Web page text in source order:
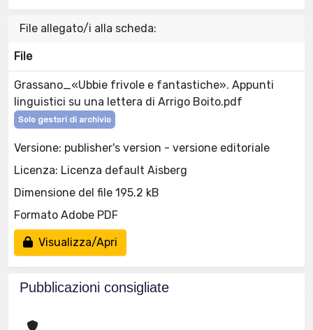
File allegato/i alla scheda:
File
Grassano_«Ubbie frivole e fantastiche». Appunti
linguistici su una lettera di Arrigo Boito.pdf
Solo gestori di archivio
Versione: publisher's version - versione editoriale
Licenza: Licenza default Aisberg
Dimensione del file 195.2 kB
Formato Adobe PDF
Visualizza/Apri
Pubblicazioni consigliate